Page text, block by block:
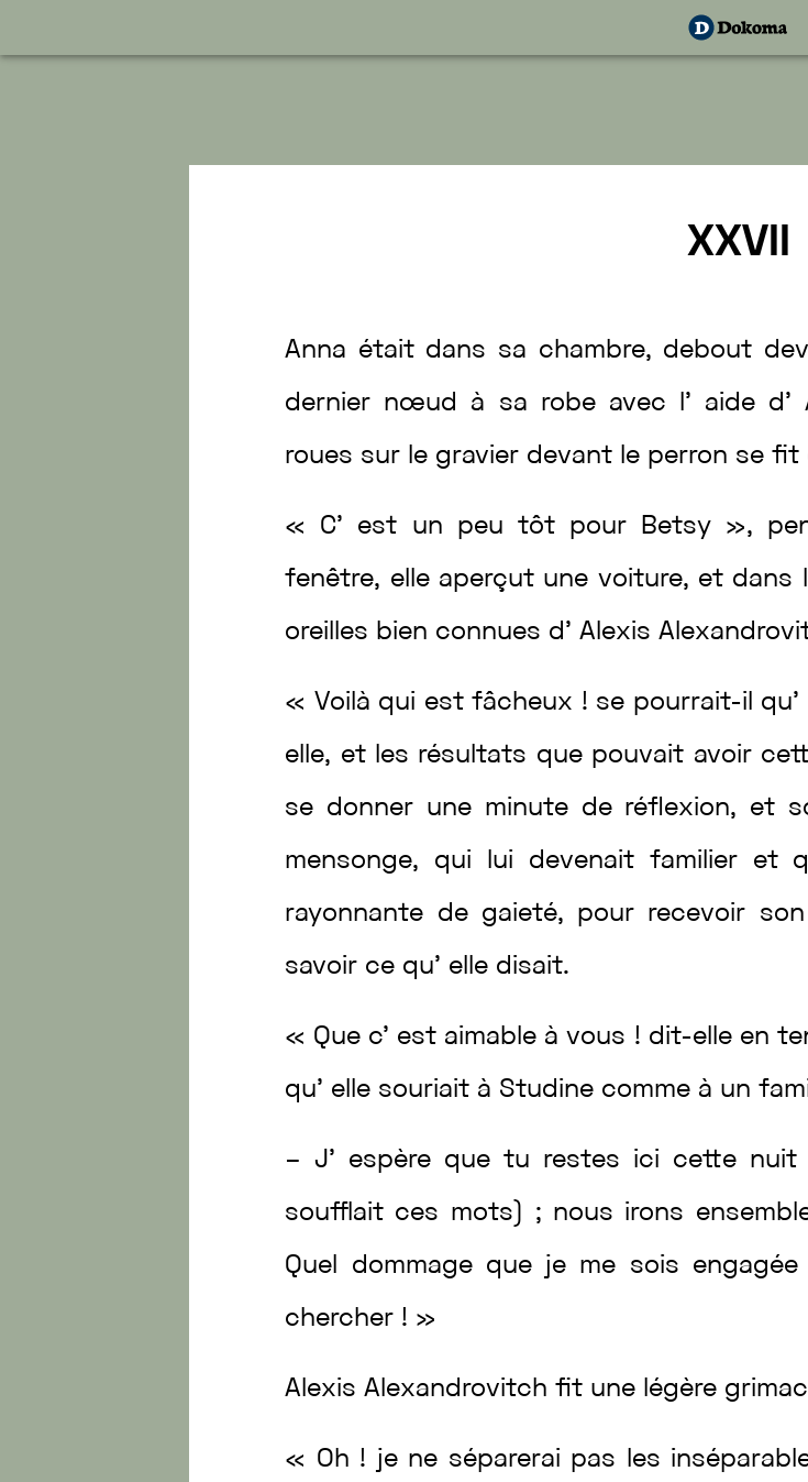
XXVII
Anna était dans sa chambre, debout
dernier nœud à sa robe avec l’ aide d’
roues sur le gravier devant le perron sefit
« C’ est un peu tôt pour Betsy »,
fenêtre, elle aperçut une voiture, et dans
oreilles bien connues d’Alexis
« Voilà qui estfâcheux ! se pourrait-il qu’
elle, et les résultats que pouvait avoir
se donner une minute de réflexion, et
mensonge, qui lui devenait familier et
rayonnante de gaieté, pour recevoir son
savoir ce qu’ elle disait.
« Que c’ est aimable àvous ! dit-elle en
qu’ elle souriait à Studine comme à un
–J’ espère quetu restes ici cette nuit
soufflait ces mots ; nous irons
Quel dommage que je me sois engagée
chercher ! »
AlexisAlexandrovitchfit une légère
« Oh ! je ne séparerai pas les